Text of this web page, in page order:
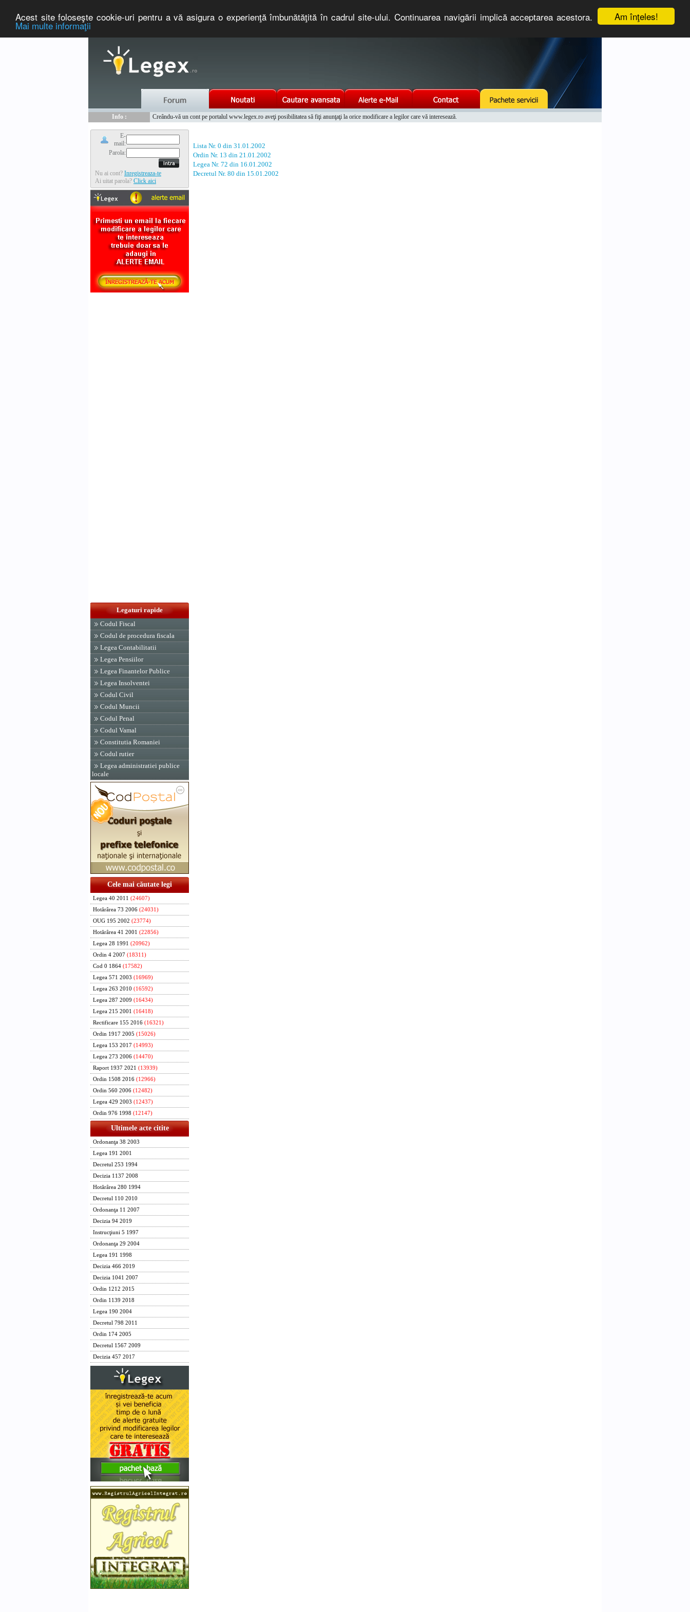
Am înţeles!
Acest site foloseşte cookie-uri pentru a vă asigura o experienţă îmbunătăţită în cadrul site-ului. Continuarea navigării implică acceptarea acestora.
Mai multe informaţii
Info :
Creându-vă un cont pe portalul www.legex.ro aveţi posibilitatea să fiţi anunţaţi la orice modificare a legilor care vă interesează.
E-
mail:
Parola:
Nu ai cont? Inregistreaza-te
Ai uitat parola? Click aici
Legaturi rapide
Codul Fiscal
Codul de procedura fiscala
Legea Contabilitatii
Legea Pensiilor
Legea Finantelor Publice
Legea Insolventei
Codul Civil
Codul Muncii
Codul Penal
Codul Vamal
Constitutia Romaniei
Codul rutier
Legea administratiei publice
locale
Cele mai căutate legi
Legea 40 2011 (24607)
Hotărârea 73 2006 (24031)
OUG 195 2002 (23774)
Hotărârea 41 2001 (22856)
Legea 28 1991 (20962)
Ordin 4 2007 (18311)
Cod 0 1864 (17582)
Legea 571 2003 (16969)
Legea 263 2010 (16592)
Legea 287 2009 (16434)
Legea 215 2001 (16418)
Rectificare 155 2016 (16321)
Ordin 1917 2005 (15026)
Legea 153 2017 (14993)
Legea 273 2006 (14470)
Raport 1937 2021 (13939)
Ordin 1508 2016 (12966)
Ordin 560 2006 (12482)
Legea 429 2003 (12437)
Ordin 976 1998 (12147)
Ultimele acte citite
Ordonanţa 38 2003
Legea 191 2001
Decretul 253 1994
Decizia 1137 2008
Hotărârea 280 1994
Decretul 110 2010
Ordonanţa 11 2007
Decizia 94 2019
Instrucţiuni 5 1997
Ordonanţa 29 2004
Legea 191 1998
Decizia 466 2019
Decizia 1041 2007
Ordin 1212 2015
Ordin 1139 2018
Legea 190 2004
Decretul 798 2011
Ordin 174 2005
Decretul 1567 2009
Decizia 457 2017
Lista Nr. 0 din 31.01.2002
Ordin Nr. 13 din 21.01.2002
Legea Nr. 72 din 16.01.2002
Decretul Nr. 80 din 15.01.2002